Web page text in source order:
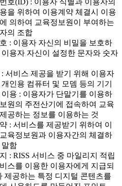
호(ID) : 이용자 식별과 이용자의
을 위하여 이용계약 체결시 이용
의하여 교육정보원이 부여하는
의 조합
: 이용자 자신의 비밀을 보호하
용자 자신이 설정한 문자와 숫자
서비스 제공을 받기 위해 이용자
인용 컴퓨터 및 모뎀 등의 기기
용 : 이용자가 단말기를 이용하
원의 주전산기에 접속하여 교육
공하는 정보를 이용하는 것
: 서비스를 제공받기 위하여 이
육정보원과 이용자간의 체결하
말함
: RISS 서비스 중 마일리지 적립
스를 이용한 이용자에게 지급되
제공하는 특정 디지털 콘텐츠를